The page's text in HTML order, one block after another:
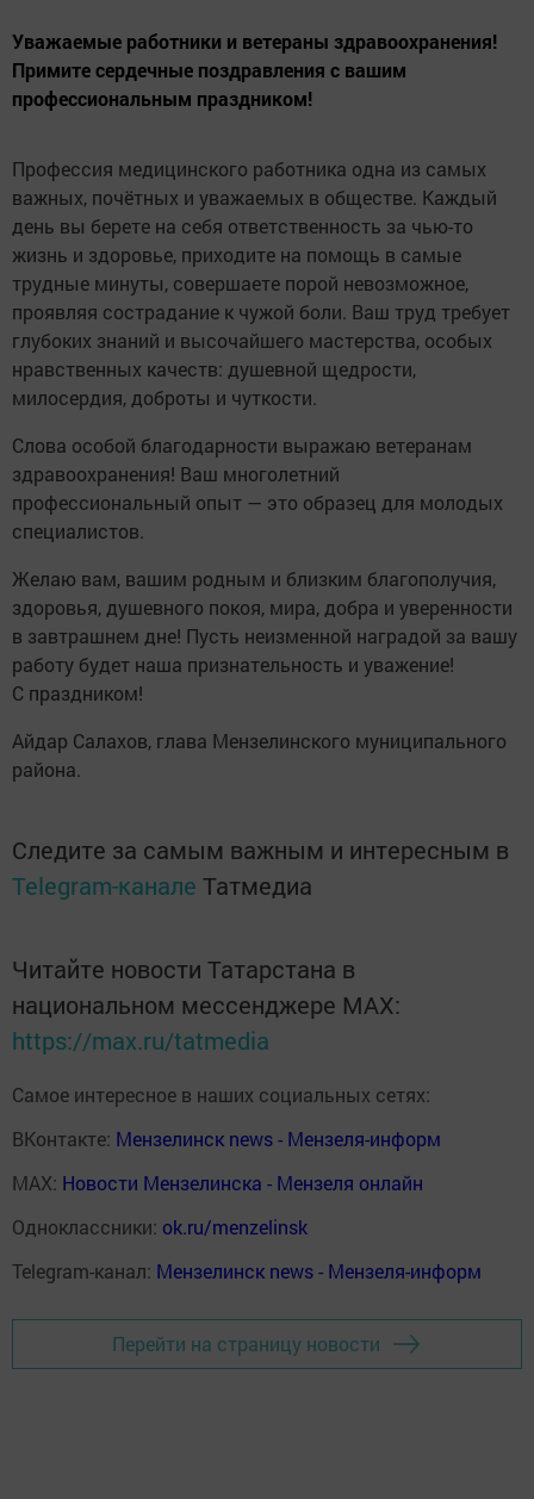
Уважаемые работники и ветераны здравоохранения!
Примите сердечные поздравления с вашим
профессиональным праздником!
Профессия медицинского работника одна из самых
важных, почётных и уважаемых в обществе. Каждый
день вы берете на себя ответственность за чью-то
жизнь и здоровье, приходите на помощь в самые
трудные минуты, совершаете порой невозможное,
проявляя сострадание к чужой боли. Ваш труд требует
глубоких знаний и высочайшего мастерства, особых
нравственных качеств: душевной щедрости,
милосердия, доброты и чуткости.
Слова особой благодарности выражаю ветеранам
здравоохранения! Ваш многолетний
профессиональный опыт — это образец для молодых
специалистов.
Желаю вам, вашим родным и близким благополучия,
здоровья, душевного покоя, мира, добра и уверенности
в завтрашнем дне! Пусть неизменной наградой за вашу
работу будет наша признательность и уважение!
С праздником!
Айдар Салахов, глава Мензелинского муниципального
района.
Следите за самым важным и интересным в
Telegram-канале Татмедиа
Читайте новости Татарстана в
национальном мессенджере MАХ:
https://max.ru/tatmedia
Самое интересное в наших социальных сетях:
ВКонтакте: Мензелинск news - Мензеля-информ
MAX: Новости Мензелинска - Мензеля онлайн
Одноклассники: ok.ru/menzelinsk
Telegram-канал: Мензелинск news - Мензеля-информ
Перейти на страницу новости